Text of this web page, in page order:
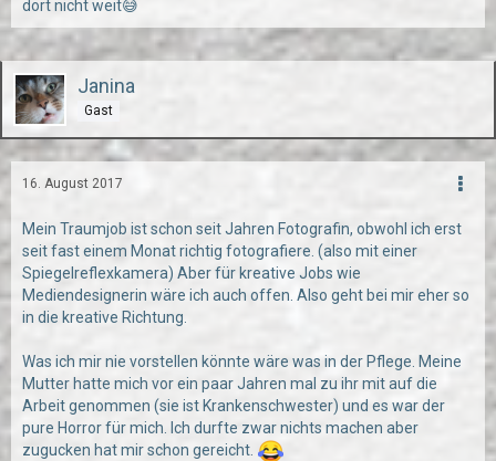
dort nicht weit😅
Janina
Gast
16. August 2017
Mein Traumjob ist schon seit Jahren Fotografin, obwohl ich erst
seit fast einem Monat richtig fotografiere. (also mit einer
Spiegelreflexkamera) Aber für kreative Jobs wie
Mediendesignerin wäre ich auch offen. Also geht bei mir eher so
in die kreative Richtung.
Was ich mir nie vorstellen könnte wäre was in der Pflege. Meine
Mutter hatte mich vor ein paar Jahren mal zu ihr mit auf die
Arbeit genommen (sie ist Krankenschwester) und es war der
pure Horror für mich. Ich durfte zwar nichts machen aber
zugucken hat mir schon gereicht.